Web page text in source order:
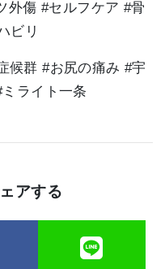
外傷 #セルフケア #骨
ビリ
候群 #お尻の痛み #宇
ライト一条
アする